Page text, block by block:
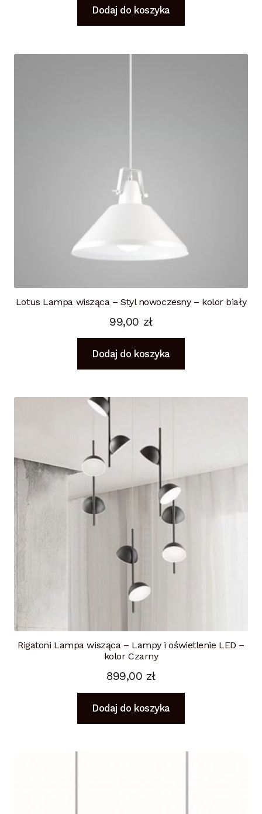
Dodaj do koszyka
Lotus Lampa wisząca – Styl nowoczesny – kolor biały
99,00 zł
Dodaj do koszyka
Rigatoni Lampa wisząca – Lampy i oświetlenie LED –
kolor Czarny
899,00 zł
Dodaj do koszyka